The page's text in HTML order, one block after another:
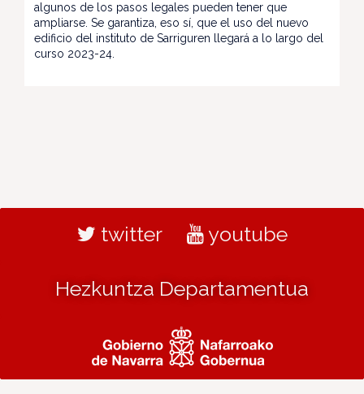
algunos de los pasos legales pueden tener que
ampliarse. Se garantiza, eso sí, que el uso del nuevo
edificio del instituto de Sarriguren llegará a lo largo del
curso 2023-24.
twitter youtube
Hezkuntza Departamentua